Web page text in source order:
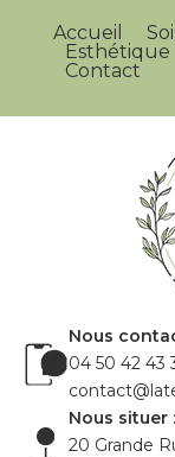
Accueil
Esthétique
Contact
Nous
04 50 42 43
Nous situer :
20 Grande